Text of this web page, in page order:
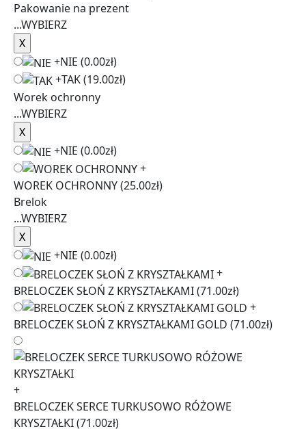
Pakowanie na prezent
...WYBIERZ
+NIE (0.00zł)
+TAK(19.00zł)
Worek ochronny
...WYBIERZ
+NIE (0.00zł)
+
WOREK OCHRONNY(25.00zł)
Brelok
...WYBIERZ
+NIE (0.00zł)
+
BRELOCZEK SŁOŃ Z KRYSZTAŁKAMI(71.00zł)
+
BRELOCZEK SŁOŃ Z KRYSZTAŁKAMI GOLD (71.00zł)
+
BRELOCZEK SERCE TURKUSOWO RÓŻOWE
KRYSZTAŁKI(71.00zł)